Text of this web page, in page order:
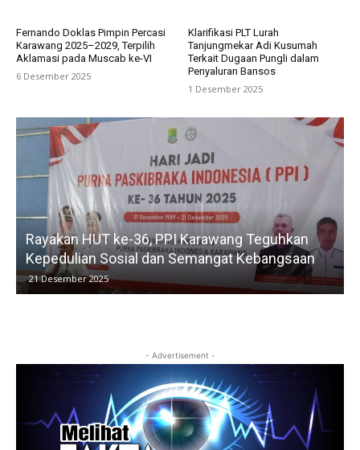
Fernando Doklas Pimpin Percasi
Karawang 2025–2029, Terpilih
Aklamasi pada Muscab ke-VI
6 Desember 2025
Klarifikasi PLT Lurah
Tanjungmekar Adi Kusumah
Terkait Dugaan Pungli dalam
Penyaluran Bansos
1 Desember 2025
Kelurahan Tunggak Jati Laksanakan Verval BLTS
untuk Pastikan Bantuan Tepat Sasaran
15 Desember 2025
- Advertisement -